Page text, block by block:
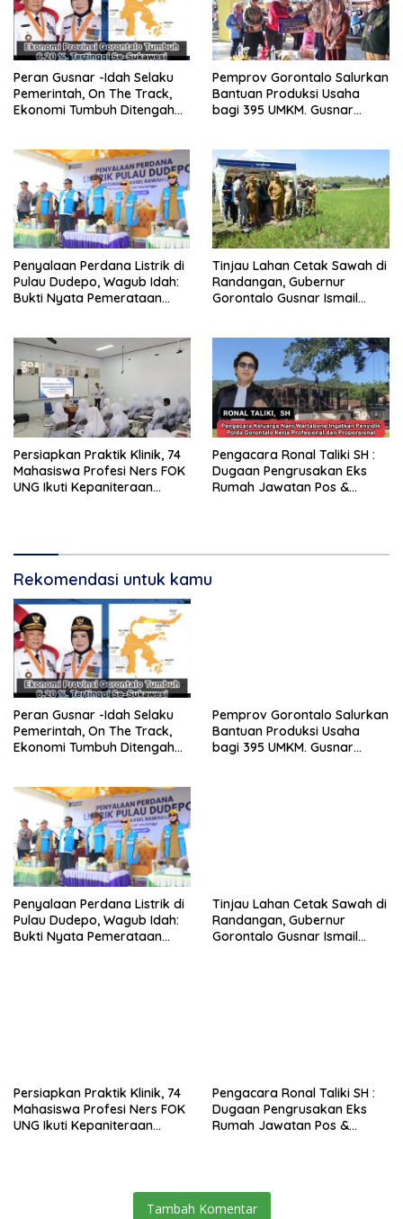
Peran Gusnar -Idah Selaku
Pemerintah, On The Track,
Ekonomi Tumbuh Ditengah
Pemprov Gorontalo Salurkan
Bantuan Produksi Usaha
bagi 395 UMKM. Gusnar
Bukan Konsumsi
Penyalaan Perdana Listrik di
Pulau Dudepo, Wagub Idah:
Bukti Nyata Pemerataan
Tinjau Lahan Cetak Sawah di
Randangan, Gubernur
Gorontalo Gusnar Ismail
Persiapkan Praktik Klinik, 74
Mahasiswa Profesi Ners FOK
UNG Ikuti Kepaniteraan
Pengacara Ronal Taliki SH :
Dugaan Pengrusakan Eks
Rumah Jawatan Pos &
Profesional
Rekomendasi untuk kamu
Peran Gusnar -Idah Selaku
Pemerintah, On The Track,
Ekonomi Tumbuh Ditengah
Pemprov Gorontalo Salurkan
Bantuan Produksi Usaha
bagi 395 UMKM. Gusnar
Penyalaan Perdana Listrik di
Pulau Dudepo, Wagub Idah:
Bukti Nyata Pemerataan
Tinjau Lahan Cetak Sawah di
Randangan, Gubernur
Gorontalo Gusnar Ismail
Persiapkan Praktik Klinik, 74
Mahasiswa Profesi Ners FOK
UNG Ikuti Kepaniteraan
Pengacara Ronal Taliki SH :
Dugaan Pengrusakan Eks
Rumah Jawatan Pos &
Profesional
Tambah Komentar